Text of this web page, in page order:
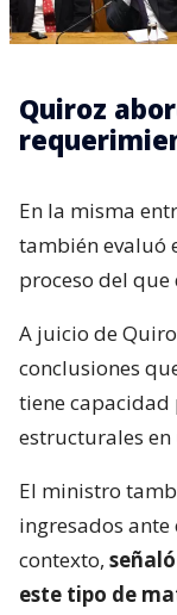
Quiroz
En la misma
también evaluó
proceso del que
A juicio de
conclusiones
tiene
estructurales
El ministro
ingresados
contexto,
este tipo de